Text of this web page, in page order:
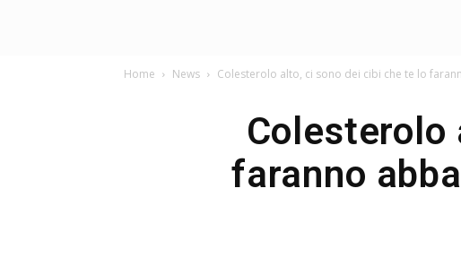
Home News Colesterolo alto, ci sono dei cibi che te lo
Colesterolo
faranno